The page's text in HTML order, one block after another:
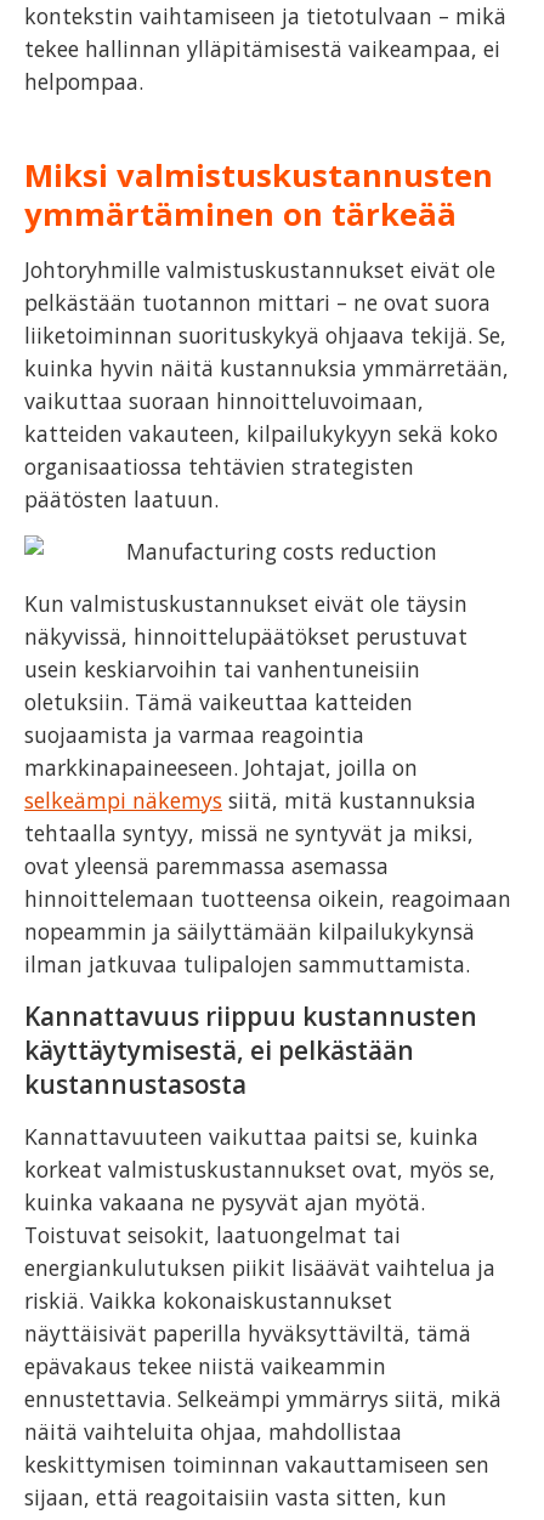
kontekstin vaihtamiseen ja tietotulvaan – mikä
tekee hallinnan ylläpitämisestä vaikeampaa, ei
helpompaa.
Miksi valmistuskustannusten
ymmärtäminen on tärkeää
Johtoryhmille valmistuskustannukset eivät ole
pelkästään tuotannon mittari – ne ovat suora
liiketoiminnan suorituskykyä ohjaava tekijä. Se,
kuinka hyvin näitä kustannuksia ymmärretään,
vaikuttaa suoraan hinnoitteluvoimaan,
katteiden vakauteen, kilpailukykyyn sekä koko
organisaatiossa tehtävien strategisten
päätösten laatuun.
Kun valmistuskustannukset eivät ole täysin
näkyvissä, hinnoittelupäätökset perustuvat
usein keskiarvoihin tai vanhentuneisiin
oletuksiin. Tämä vaikeuttaa katteiden
suojaamista ja varmaa reagointia
markkinapaineeseen. Johtajat, joilla on
selkeämpi näkemys siitä, mitä kustannuksia
tehtaalla syntyy, missä ne syntyvät ja miksi,
ovat yleensä paremmassa asemassa
hinnoittelemaan tuotteensa oikein, reagoimaan
nopeammin ja säilyttämään kilpailukykynsä
ilman jatkuvaa tulipalojen sammuttamista.
Kannattavuus riippuu kustannusten
käyttäytymisestä, ei pelkästään
kustannustasosta
Kannattavuuteen vaikuttaa paitsi se, kuinka
korkeat valmistuskustannukset ovat, myös se,
kuinka vakaana ne pysyvät ajan myötä.
Toistuvat seisokit, laatuongelmat tai
energiankulutuksen piikit lisäävät vaihtelua ja
riskiä. Vaikka kokonaiskustannukset
näyttäisivät paperilla hyväksyttäviltä, tämä
epävakaus tekee niistä vaikeammin
ennustettavia. Selkeämpi ymmärrys siitä, mikä
näitä vaihteluita ohjaa, mahdollistaa
keskittymisen toiminnan vakauttamiseen sen
sijaan, että reagoitaisiin vasta sitten, kun